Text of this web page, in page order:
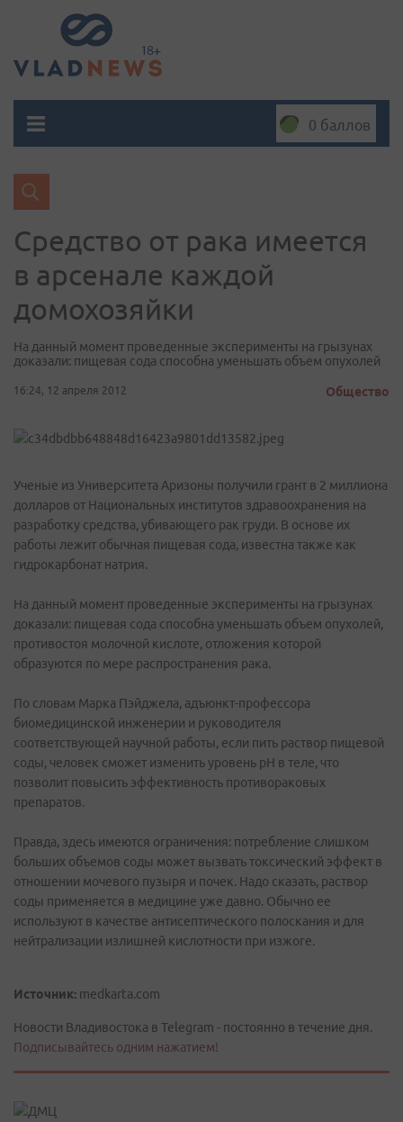
0 баллов
Средство от рака имеется
в арсенале каждой
домохозяйки
На данный момент проведенные эксперименты на грызунах
доказали: пищевая сода способна уменьшать объем опухолей
16:24, 12 апреля 2012 Общество
Ученые из Университета Аризоны получили грант в 2 миллиона
долларов от Национальных институтов здравоохранения на
разработку средства, убивающего рак груди. В основе их
работы лежит обычная пищевая сода, известна также как
гидрокарбонат натрия.
На данный момент проведенные эксперименты на грызунах
доказали: пищевая сода способна уменьшать объем опухолей,
противостоя молочной кислоте, отложения которой
образуются по мере распространения рака.
По словам Марка Пэйджела, адъюнкт-профессора
биомедицинской инженерии и руководителя
соответствующей научной работы, если пить раствор пищевой
соды, человек сможет изменить уровень pH в теле, что
позволит повысить эффективность противораковых
препаратов.
Правда, здесь имеются ограничения: потребление слишком
больших объемов соды может вызвать токсический эффект в
отношении мочевого пузыря и почек. Надо сказать, раствор
соды применяется в медицине уже давно. Обычно ее
используют в качестве антисептического полоскания и для
нейтрализации излишней кислотности при изжоге.
Источник: medkarta.com
Новости Владивостока в Telegram - постоянно в течение дня.
Подписывайтесь одним нажатием!